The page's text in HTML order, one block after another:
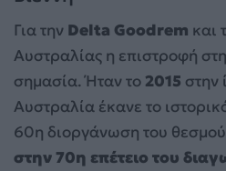
Για την Delta Goodrem και
Αυστραλίας η επιστροφή στη
σημασία. Ήταν το 2015 στην
Αυστραλία έκανε το
60η διοργάνωση του
στην 70η επέτειο του